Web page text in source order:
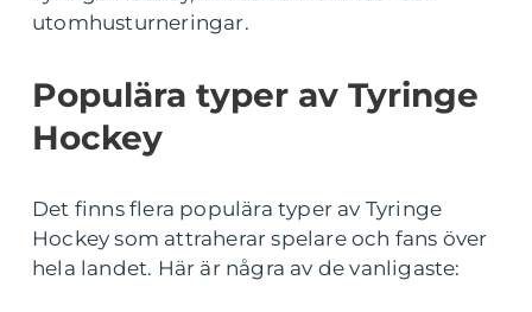
utomhusturneringar.
Populära typer av Tyringe
Hockey
Det finns flera populära typer av Tyringe
Hockey som attraherar spelare och fans över
hela landet. Här är några av de vanligaste: